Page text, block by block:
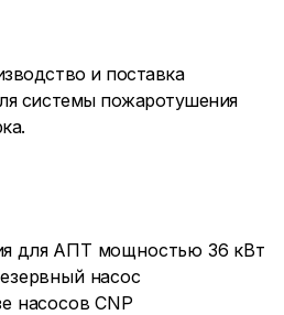
и поставка
системы пожаротушения
для АПТ мощностью 36 кВт
насос
насосов CNP